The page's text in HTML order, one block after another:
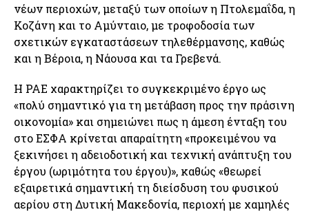
νέων περιοχών, μεταξύ των οποίων η Πτολεμαΐδα, η
Κοζάνη και το Αμύνταιο, με τροφοδοσία των
σχετικών εγκαταστάσεων τηλεθέρμανσης, καθώς
και η Βέροια, η Νάουσα και τα Γρεβενά.
Η ΡΑΕ χαρακτηρίζει το συγκεκριμένο έργο ως
«πολύ σημαντικό για τη μετάβαση προς την πράσινη
οικονομία» και σημειώνει πως η άμεση ένταξη του
στο ΕΣΦΑ κρίνεται απαραίτητη «προκειμένου να
ξεκινήσει η αδειοδοτική και τεχνική ανάπτυξη του
έργου (ωριμότητα του έργου)», καθώς «θεωρεί
εξαιρετικά σημαντική τη διείσδυση του φυσικού
αερίου στη Δυτική Μακεδονία, περιοχή με χαμηλές